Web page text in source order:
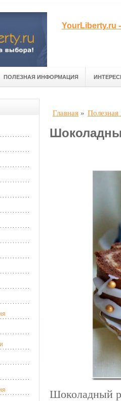
YourLiberty.ru
ПОЛЕЗНАЯ ИНФОРМАЦИЯ
Главная »
Шоколадный